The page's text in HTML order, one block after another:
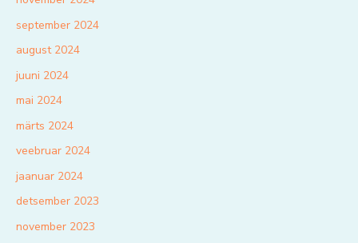
september 2024
august 2024
juuni 2024
mai 2024
märts 2024
veebruar 2024
jaanuar 2024
detsember 2023
november 2023